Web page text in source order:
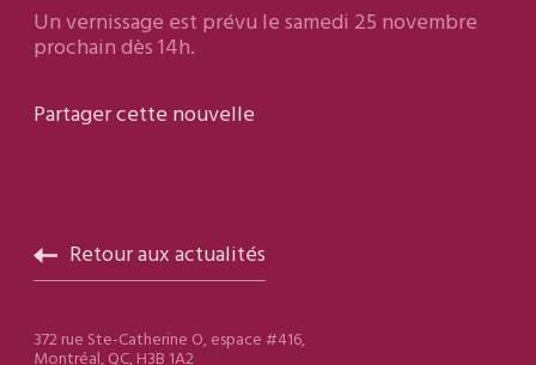
Un vernissage est prévu le samedi 25 novembre
prochain dès 14h.
Partager cette nouvelle
Retour aux actualités
372 rue Ste-Catherine O, espace #416,